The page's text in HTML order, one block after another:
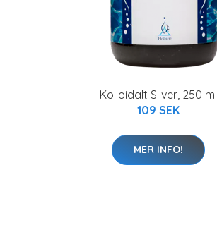
Kolloidalt Silver, 250 ml
109 SEK
MER INFO!